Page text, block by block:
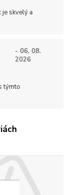
skvelý a
- 06. 08.
2026
týmto